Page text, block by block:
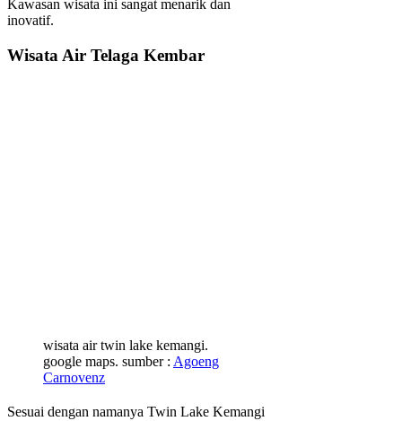
Kawasan wisata ini sangat menarik dan
inovatif.
Wisata Air Telaga Kembar
wisata air twin lake kemangi.
google maps. sumber : Agoeng
Carnovenz
Sesuai dengan namanya Twin Lake Kemangi